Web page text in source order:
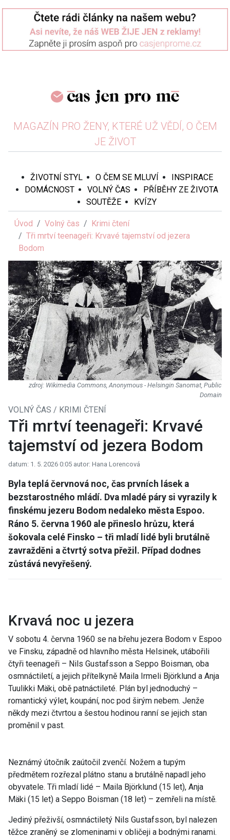
MAGAZÍN PRO ŽENY, KTERÉ UŽ VĚDÍ, O ČEM
JE ŽIVOT
ŽIVOTNÍ STYL O ČEM SE MLUVÍ
INSPIRACE
DOMÁCNOST
VOLNÝ ČAS
PŘÍBĚHY ZE ŽIVOTA
SOUTĚŽE
KVÍZY
Úvod Volný čas
Krimi čtení
Tři mrtví teenageři: Krvavé tajemství od jezera
Bodom
Wikimedia Commons, Anonymous - Helsingin Sanomat, Public
Domain
VOLNÝ ČAS / KRIMI ČTENÍ
Tři mrtví teenageři: Krvavé
tajemství od jezera Bodom
datum: 1. 5. 2026 0:05 autor: Hana Lorencová
Byla teplá červnová noc, čas prvních lásek a
bezstarostného mládí. Dva mladé páry si vyrazily k
finskému jezeru Bodom nedaleko města Espoo.
Ráno 5. června 1960 ale přineslo hrůzu, která
šokovala celé Finsko – tři mladí lidé byli brutálně
zavražděni a čtvrtý sotva přežil. Případ dodnes
zůstává nevyřešený.
Krvavá noc u jezera
V sobotu 4. června 1960 se na břehu jezera Bodom v Espoo
ve Finsku, západně od hlavního města Helsinek, utábořili
čtyři teenageři – Nils Gustafsson a Seppo Boisman, oba
osmnáctiletí, a jejich přítelkyně Maila Irmeli Björklund a Anja
Tuulikki Mäki, obě patnáctileté. Plán byl jednoduchý –
romantický výlet, koupání, noc pod širým nebem. Jenže
někdy mezi čtvrtou a šestou hodinou ranní se jejich stan
proměnil v past.
Neznámý útočník zaútočil zvenčí. Nožem a tupým
předmětem rozřezal plátno stanu a brutálně napadl jeho
obyvatele. Tři mladí lidé – Maila Björklund (15 let), Anja
Mäki (15 let) a Seppo Boisman (18 let) – zemřeli na místě.
Jediný přeživší, osmnáctiletý Nils Gustafsson, byl nalezen
těžce zraněný se zlomeninami v obličeji a bodnými ranami.